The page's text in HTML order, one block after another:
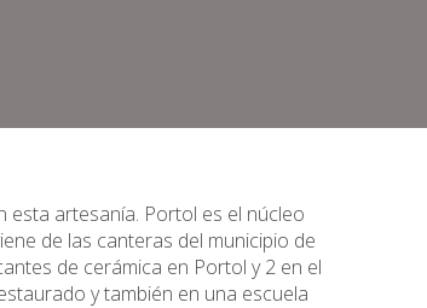
esta artesanía. Portol es el núcleo
de las canteras del municipio de
de cerámica en Portol y 2 en el
y también en una escuela